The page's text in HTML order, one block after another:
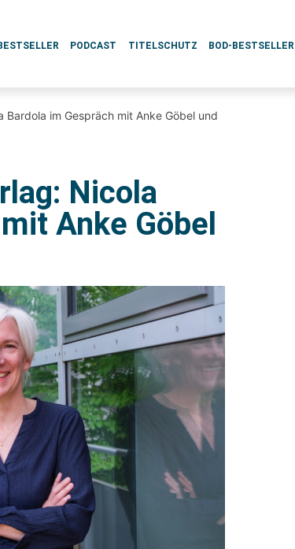
PODCAST TITELSCHUTZ BOD-BESTSELLER
Bardola im Gespräch mit Anke Göbel und
Nicola
Anke Göbel